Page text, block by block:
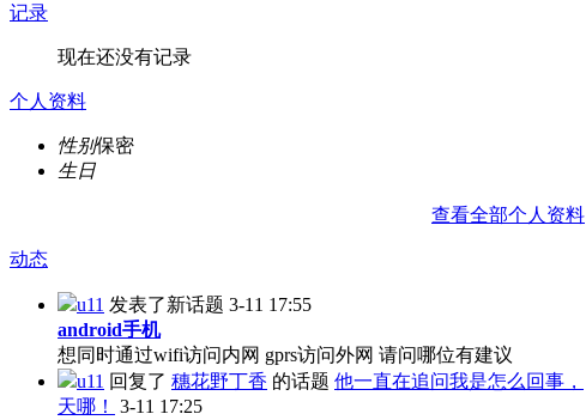
记录
现在还没有记录
个人资料
性别保密
生日
查看全部个人资料
动态
u11 发表了新话题 3-11 17:55
android手机
想同时通过wifi访问内网 gprs访问外网 请问哪位有建议
u11 回复了 穗花野丁香 的话题 他一直在追问我是怎么回事，
天哪！
3-11 17:25